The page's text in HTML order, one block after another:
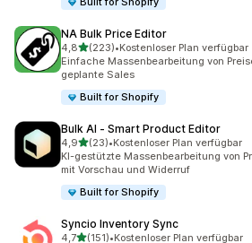
NA Bulk Price Editor
4,8von 5 Sternen
(223)
223 Rezensionen insgesamt
•Kostenloser Plan verfügbar
Einfache Massenbearbeitung von
geplante Sales
Built for Shopify
Bulk AI ‑ Smart Product Editor
4,9von 5 Sternen
(23)
23 Rezensionen insgesamt
•Kostenloser Plan verfügbar
KI-gestützte Massenbearbeitung von
mit Vorschau und Widerruf
Built for Shopify
Syncio Inventory Sync
4,7von 5 Sternen
(151)•Kostenloser Plan verfügbar